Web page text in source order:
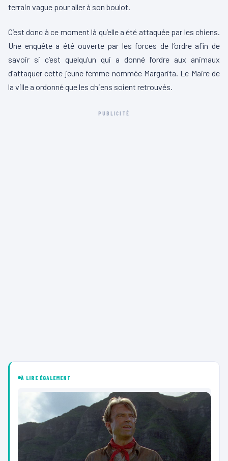
terrain vague pour aller à son boulot.
C’est donc à ce moment là qu’elle a été attaquée par les chiens.
Une enquête a été ouverte par les forces de l’ordre afin de
savoir si c’est quelqu’un qui a donné l’ordre aux animaux
d’attaquer cette jeune femme nommée Margarita. Le Maire de
la ville a ordonné que les chiens soient retrouvés.
PUBLICITÉ
À LIRE ÉGALEMENT